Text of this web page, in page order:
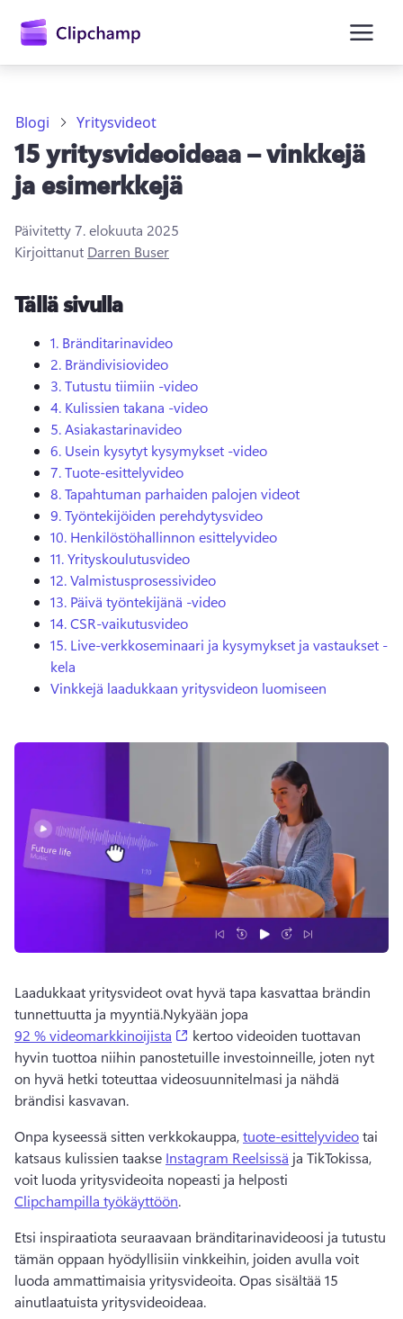
Kirjaudu sisään
Blogi Yritysvideot
15 yritysvideoideaa – vinkkejä
ja esimerkkejä
Päivitetty7. elokuuta 2025
Kirjoittanut Darren Buser
Tällä sivulla
1. Bränditarinavideo
2. Brändivisiovideo
3.Tutustu tiimiin -video
4. Kulissien takana -video
5.Asiakastarinavideo
6. Usein kysytyt kysymykset -video
7.Tuote-esittelyvideo
8.Tapahtuman parhaiden palojen videot
9.Työntekijöiden perehdytysvideo
10. Henkilöstöhallinnon esittelyvideo
11.Yrityskoulutusvideo
12.Valmistusprosessivideo
13. Päivä työntekijänä -video
14.CSR-vaikutusvideo
15. Live-verkkoseminaari ja kysymykset ja vastaukset -
kela
Vinkkejä laadukkaan yritysvideon luomiseen
Laadukkaat yritysvideot ovat hyvä tapa kasvattaa brändin
tunnettuutta ja myyntiä.Nykyään jopa
92 % videomarkkinoijista
(opens in a new tab)
kertoo videoiden tuottavan
hyvin tuottoa niihin panostetuille investoinneille, joten nyt
on hyvä hetki toteuttaa videosuunnitelmasi ja nähdä
brändisi kasvavan.
Onpa kyseessä sitten verkkokauppa, tuote-esittelyvideo tai
katsaus kulissien taakse Instagram Reelsissä ja TikTokissa,
voit luoda yritysvideoita nopeasti ja helposti
Clipchampilla työkäyttöön.
Etsi inspiraatiota seuraavaan bränditarinavideoosi ja tutustu
tämän oppaan hyödyllisiin vinkkeihin, joiden avulla voit
luoda ammattimaisia yritysvideoita. Opas sisältää 15
ainutlaatuista yritysvideoideaa.